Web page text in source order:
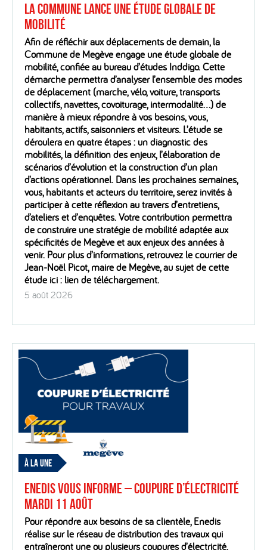
La Commune lance une étude globale de
mobilité
Afin de réfléchir aux déplacements de demain, la
Commune de Megève engage une étude globale de
mobilité, confiée au bureau d’études Inddigo. Cette
démarche permettra d’analyser l’ensemble des modes
de déplacement (marche, vélo, voiture, transports
collectifs, navettes, covoiturage, intermodalité…) de
manière à mieux répondre à vos besoins, vous,
habitants, actifs, saisonniers et visiteurs. L’étude se
déroulera en quatre étapes : un diagnostic des
mobilités, la définition des enjeux, l’élaboration de
scénarios d’évolution et la construction d’un plan
d’actions opérationnel. Dans les prochaines semaines,
vous, habitants et acteurs du territoire, serez invités à
participer à cette réflexion au travers d’entretiens,
d’ateliers et d’enquêtes. Votre contribution permettra
de construire une stratégie de mobilité adaptée aux
spécificités de Megève et aux enjeux des années à
venir. Pour plus d’informations, retrouvez le courrier de
Jean-Noël Picot, maire de Megève, au sujet de cette
étude ici : lien de téléchargement.
5 août 2026
À LA UNE
Enedis vous informe – Coupure d’électricité
mardi 11 août
Pour répondre aux besoins de sa clientèle, Enedis
réalise sur le réseau de distribution des travaux qui
entraîneront une ou plusieurs coupures d’électricité.